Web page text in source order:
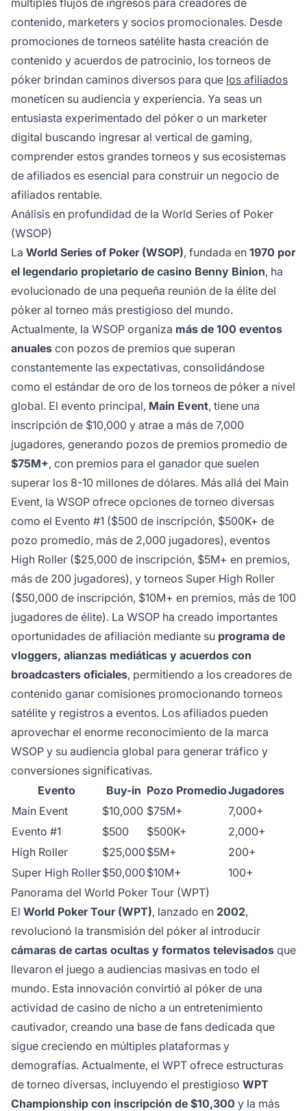
contenido, marketers y socios promocionales. Desde
promociones de torneos satélite hasta creación de
contenido y acuerdos de patrocinio, los torneos de
póker brindan caminos diversos para que los afiliados
moneticen su audiencia y experiencia. Ya seas un
entusiasta experimentado del póker o un marketer
digital buscando ingresar al vertical de gaming,
comprender estos grandes torneos y sus ecosistemas
de afiliados es esencial para construir un negocio de
afiliados rentable.
Análisis en profundidad de la World Series of Poker
(WSOP)
La World Series of Poker (WSOP), fundada en 1970 por
el legendario propietario de casino Benny Binion, ha
evolucionado de una pequeña reunión de la élite del
póker al torneo más prestigioso del mundo.
Actualmente, la WSOP organiza más de 100 eventos
anuales con pozos de premios que superan
constantemente las expectativas, consolidándose
como el estándar de oro de los torneos de póker a nivel
global. El evento principal, Main Event, tiene una
inscripción de $10,000 y atrae a más de 7,000
jugadores, generando pozos de premios promedio de
$75M+, con premios para el ganador que suelen
superar los 8-10 millones de dólares. Más allá del Main
Event, la WSOP ofrece opciones de torneo diversas
como el Evento #1 ($500 de inscripción, $500K+ de
pozo promedio, más de 2,000 jugadores), eventos
High Roller ($25,000 de inscripción, $5M+ en premios,
más de 200 jugadores), y torneos Super High Roller
($50,000 de inscripción, $10M+ en premios, más de 100
jugadores de élite). La WSOP ha creado importantes
oportunidades de afiliación mediante su programa de
vloggers, alianzas mediáticas y acuerdos con
broadcasters oficiales, permitiendo a los creadores de
contenido ganar comisiones promocionando torneos
satélite y registros a eventos. Los afiliados pueden
aprovechar el enorme reconocimiento de la marca
WSOP y su audiencia global para generar tráfico y
conversiones significativas.
Evento
Buy-in Pozo PromedioJugadores
Main Event
$10,000 $75M+
7,000+
Evento #1
$500 $500K+
2,000+
High Roller
$25,000 $5M+
200+
Super High Roller$50,000 $10M+
100+
Panorama del World Poker Tour (WPT)
El World Poker Tour (WPT), lanzado en 2002,
revolucionó la transmisión del póker al introducir
cámaras de cartas ocultas y formatos televisados que
llevaron el juego a audiencias masivas en todo el
mundo. Esta innovación convirtió al póker de una
actividad de casino de nicho a un entretenimiento
cautivador, creando una base de fans dedicada que
sigue creciendo en múltiples plataformas y
demografías. Actualmente, el WPT ofrece estructuras
de torneo diversas, incluyendo el prestigioso WPT
Championship con inscripción de $10,300 y la más